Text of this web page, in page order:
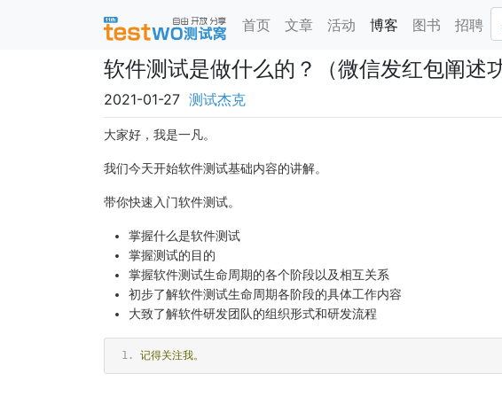
首页 文章 活动 博客 图书 招聘
软件测试是做什么的？（微信发红包阐述
2021-01-27 测试杰克
大家好，我是一凡。
我们今天开始软件测试基础内容的讲解。
带你快速入门软件测试。
掌握什么是软件测试
掌握测试的目的
掌握软件测试生命周期的各个阶段以及相互关系
初步了解软件测试生命周期各阶段的具体工作内容
大致了解软件研发团队的组织形式和研发流程
记得关注我。